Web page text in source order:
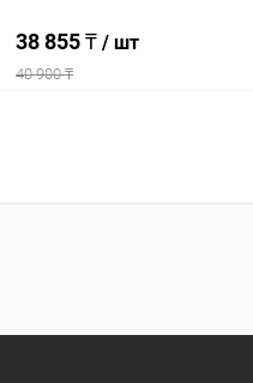
38 855 ₸ / шт
40 900 ₸
Купить в 1 клик